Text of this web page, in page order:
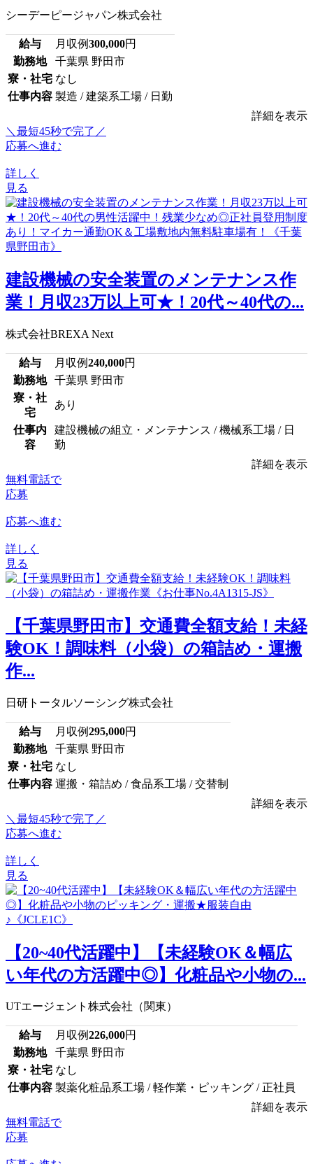
シーデーピージャパン株式会社
給与 月収例300,000円
勤務地
千葉県 野田市
寮・社宅 なし
仕事内容 製造 / 建築系工場 / 日勤
詳細を表示
＼最短45秒で完了／
応募へ進む
詳しく
見る
建設機械の安全装置のメンテナンス作
業！月収23万以上可★！20代～40代の...
株式会社BREXA Next
給与 月収例240,000円
勤務地
千葉県 野田市
寮・社
宅
あり
仕事内
容
建設機械の組立・メンテナンス / 機械系工場 / 日
勤
詳細を表示
無料電話で
応募
応募へ進む
詳しく
見る
【千葉県野田市】交通費全額支給！未経
験OK！調味料（小袋）の箱詰め・運搬
作...
日研トータルソーシング株式会社
給与 月収例295,000円
勤務地
千葉県 野田市
寮・社宅 なし
仕事内容 運搬・箱詰め / 食品系工場 / 交替制
詳細を表示
＼最短45秒で完了／
応募へ進む
詳しく
見る
【20~40代活躍中】【未経験OK＆幅広
い年代の方活躍中◎】化粧品や小物の...
UTエージェント株式会社（関東）
給与 月収例226,000円
勤務地
千葉県 野田市
寮・社宅 なし
仕事内容 製薬化粧品系工場 / 軽作業・ピッキング / 正社員
詳細を表示
無料電話で
応募